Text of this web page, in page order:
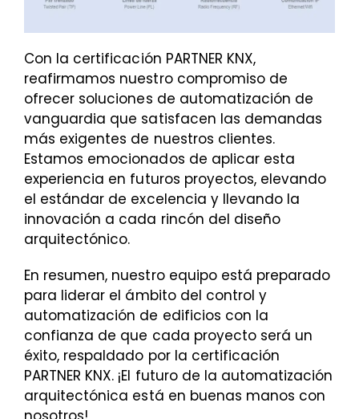
Con la certificación PARTNER KNX,
reafirmamos nuestro compromiso de
ofrecer soluciones de automatización de
vanguardia que satisfacen las demandas
más exigentes de nuestros clientes.
Estamos emocionados de aplicar esta
experiencia en futuros proyectos, elevando
el estándar de excelencia y llevando la
innovación a cada rincón del diseño
arquitectónico.
En resumen, nuestro equipo está preparado
para liderar el ámbito del control y
automatización de edificios con la
confianza de que cada proyecto será un
éxito, respaldado por la certificación
PARTNER KNX. ¡El futuro de la automatización
arquitectónica está en buenas manos con